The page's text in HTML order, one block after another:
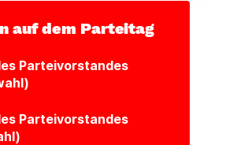
auf dem Parteitag
Parteivorstandes
Parteivorstandes